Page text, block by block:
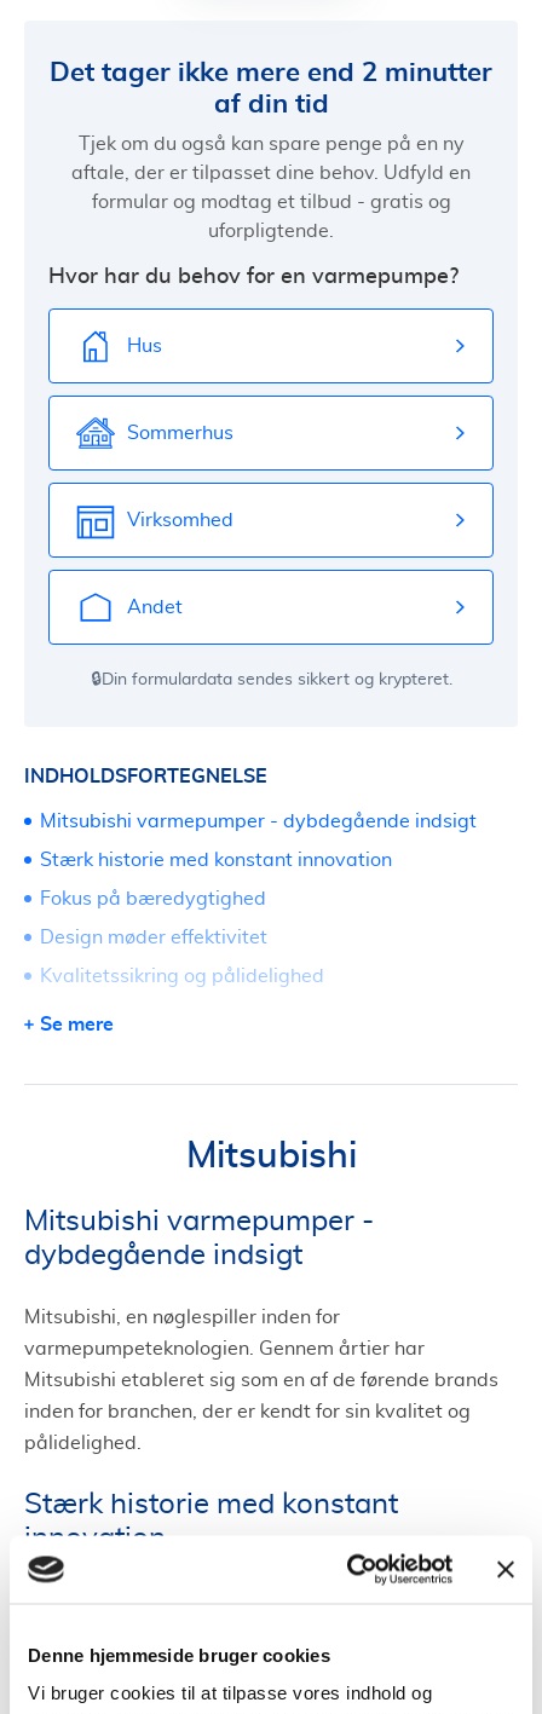
Denne hjemmeside bruger cookies
Vi bruger cookies til at tilpasse vores indhold og
Mitsubishi
Mitsubishi varmepumper -
dybdegående indsigt
Mitsubishi, en nøglespiller inden for
varmepumpeteknologien. Gennem årtier har
Mitsubishi etableret sig som en af de førende brands
inden for branchen, der er kendt for sin kvalitet og
pålidelighed.
Stærk historie med konstant
innovation
dedikation til forskning og udvikling har ført til
nyskabende teknologier, som er blevet velmodtaget af
Det tager ikke mere end 2 minutter
af din tid
Tjek om du også kan spare penge på en ny
aftale, der er tilpasset dine behov. Udfyld en
formular og modtag et tilbud - gratis og
uforpligtende.
Hvor har du behov for en varmepumpe?
Hus
Sommerhus
Virksomhed
Andet
🔒Din formulardata sendes sikkert og krypteret.
INDHOLDSFORTEGNELSE
Mitsubishi varmepumper - dybdegående indsigt
Stærk historie med konstant innovation
Fokus på bæredygtighed
Design møder effektivitet
Kvalitetssikring og pålidelighed
Et bredt sortiment at vælge imellem
Se mere